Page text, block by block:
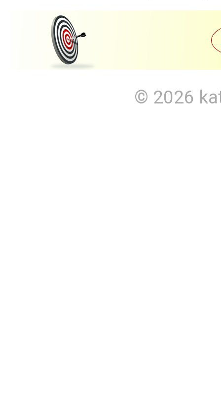
© 2026